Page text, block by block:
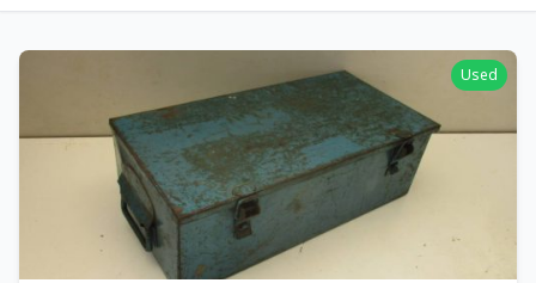
Used